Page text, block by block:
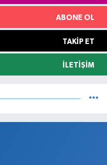
ABONE OL
TAKIP ET
İLETIŞIM